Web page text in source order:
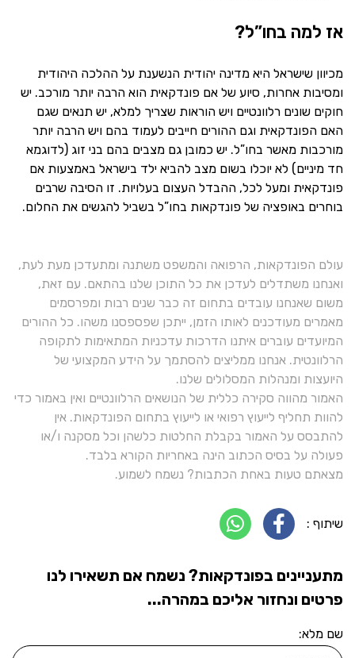
אז למה בחו”ל?
מכיוון שישראל היא מדינה יהודית הנשענת על ההלכה היהודית
ומסיבות אחרות, סיוע של אם פונדקאית הוא הרבה יותר מורכב. יש
חוקים שונים רלוונטיים ויש הוראות שצריך למלא, יש תנאים שגם
האם הפונדקאית וגם ההורים חייבים לעמוד בהם ויש הרבה יותר
מורכבות מאשר בחו”ל. יש כמובן גם מצבים בהם בני זוג (לדוגמא
חד מיניים) לא יוכלו בשום מצב להביא ילד בישראל באמצעות אם
פונדקאית ומעל לכל, ההבדל העצום בעלויות. זו הסיבה שרבים
בוחרים באופציה של פונדקאות בחו”ל בשביל להגשים את החלום.
עולם הפונדקאות, הרפואה והמשפט משתנה ומתעדכן מעת לעת,
ואנחנו משתדלים לעדכן את כל התוכן שלנו בהתאם. עם זאת,
משום שאנחנו עובדים בתחום זה כבר שנים רבות ומפרסמים
מאמרים מעודכנים לאותו הזמן, ייתכן שפספסנו משהו. כל ההורים
המיועדים עוברים איתנו הדרכות עדכניות המתאימות לתקופה
הרלוונטית. אנחנו ממליצים להסתמך על הידע המקצועי של
היועצות ומנהלות המסלולים שלנו.
האמור מהווה סקירה כללית של הנושאים הרלוונטיים ואין באמור כדי
להוות תחליף לייעוץ רפואי או לייעוץ בתחום הפונדקאות. אין
להתבסס על האמור בקבלת החלטות כלשהן וכל מסקנה ו/או
פעולה על בסיס הכתוב הינה באחריות הקורא בלבד.
מצאתם טעות באחת הכתבות? נשמח לשמוע.
שיתוף :
מתעניינים בפונדקאות? נשמח אם תשאירו לנו
פרטים ונחזור אליכם במהרה...
שם מלא: